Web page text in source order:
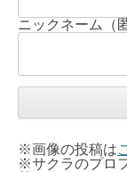
ニックネーム（
※画像の投稿は
※サクラのプロ